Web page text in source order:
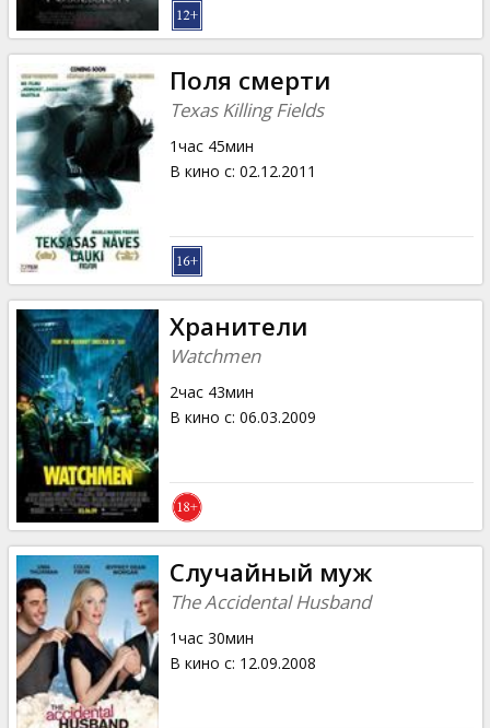
Поля смерти
Texas Killing Fields
1час 45мин
В кино с: 02.12.2011
Хранители
Watchmen
2час 43мин
В кино с: 06.03.2009
Случайный муж
The Accidental Husband
1час 30мин
В кино с: 12.09.2008